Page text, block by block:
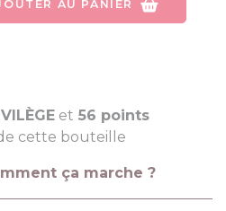
AU PANIER
et 56 points
cette bouteille
ça marche ?